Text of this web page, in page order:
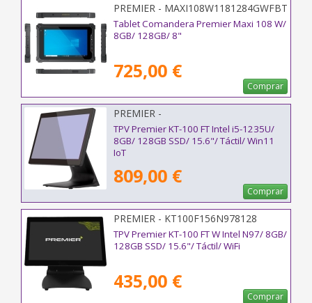
PREMIER - MAXI108W1181284GWFBT
Tablet Comandera Premier Maxi 108 W/
8GB/ 128GB/ 8"
725,00 €
Comprar
PREMIER -
KT100F156I51235U8128W11
TPV Premier KT-100 FT Intel i5-1235U/
8GB/ 128GB SSD/ 15.6"/ Táctil/ Win11
IoT
809,00 €
Comprar
PREMIER - KT100F156N978128
TPV Premier KT-100 FT W Intel N97/ 8GB/
128GB SSD/ 15.6"/ Táctil/ WiFi
435,00 €
Comprar